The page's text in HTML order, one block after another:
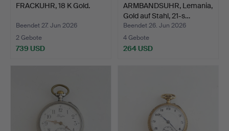
FRACKUHR, 18 K Gold.
Beendet 27. Jun 2026
2 Gebote
739 USD
ARMBANDSUHR, Lemania,
Gold auf Stahl, 21-s…
Beendet 26. Jun 2026
4 Gebote
264 USD